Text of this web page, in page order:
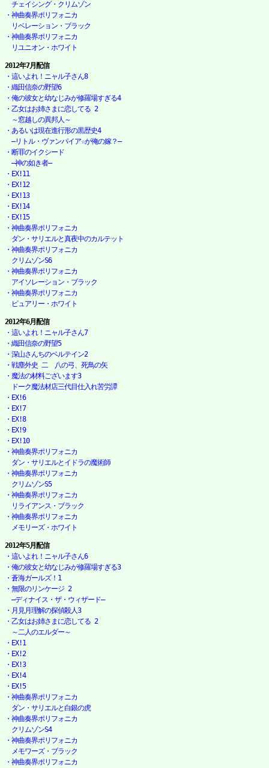
チェイシング・クリムゾン
・神曲奏界ポリフォニカ
リベレーション・ブラック
・神曲奏界ポリフォニカ
リユニオン・ホワイト
2012年7月配信
・這いよれ！ニャル子さん8
・織田信奈の野望6
・俺の彼女と幼なじみが修羅場すぎる4
・乙女はお姉さまに恋してる 2
～窓越しの異邦人～
・あるいは現在進行形の黒歴史4
―リトル・ヴァンパイア☆が俺の嫁？―
・断罪のイクシード
―神の如き者―
・EX!11
・EX!12
・EX!13
・EX!14
・EX!15
・神曲奏界ポリフォニカ
ダン・サリエルと真夜中のカルテット
・神曲奏界ポリフォニカ
クリムゾンS6
・神曲奏界ポリフォニカ
アイソレーション・ブラック
・神曲奏界ポリフォニカ
ピュアリー・ホワイト
2012年6月配信
・這いよれ！ニャル子さん7
・織田信奈の野望5
・深山さんちのベルテイン2
・戦塵外史 二　八の弓、死鳥の矢
・魔法の材料ございます3
ドーク魔法材店三代目仕入れ苦労譚
・EX!6
・EX!7
・EX!8
・EX!9
・EX!10
・神曲奏界ポリフォニカ
ダン・サリエルとイドラの魔術師
・神曲奏界ポリフォニカ
クリムゾンS5
・神曲奏界ポリフォニカ
リライアンス・ブラック
・神曲奏界ポリフォニカ
メモリーズ・ホワイト
2012年5月配信
・這いよれ！ニャル子さん6
・俺の彼女と幼なじみが修羅場すぎる3
・蒼海ガールズ！1
・無限のリンケージ 2
―ディナイス・ザ・ウィザード―
・月見月理解の探偵殺人3
・乙女はお姉さまに恋してる 2
～二人のエルダー～
・EX!1
・EX!2
・EX!3
・EX!4
・EX!5
・神曲奏界ポリフォニカ
ダン・サリエルと白銀の虎
・神曲奏界ポリフォニカ
クリムゾンS4
・神曲奏界ポリフォニカ
メモワーズ・ブラック
・神曲奏界ポリフォニカ